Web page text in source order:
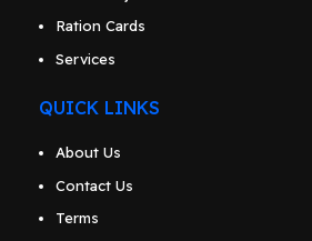
Ration Cards
Services
QUICK LINKS
About Us
Contact Us
Terms